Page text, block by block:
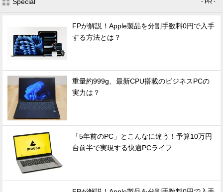
Special - PR -
FPが解説！Apple製品を分割手数料0円で入手
する方法とは？
重量約999g、最新CPU搭載のビジネスPCの
実力は？
「5年前のPC」とこんなに違う！予算10万円
台前半で実現する快適PCライフ